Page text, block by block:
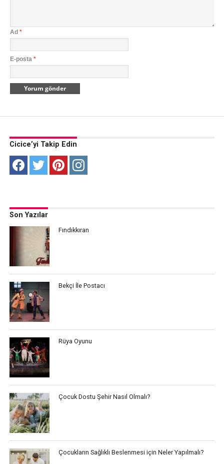
Ad *
E-posta *
Cicice’yi Takip Edin
Son Yazılar
Fındıkkıran
Bekçi İle Postacı
Rüya Oyunu
Çocuk Dostu Şehir Nasıl Olmalı?
Çocukların Sağlıklı Beslenmesi için Neler Yapılmalı?